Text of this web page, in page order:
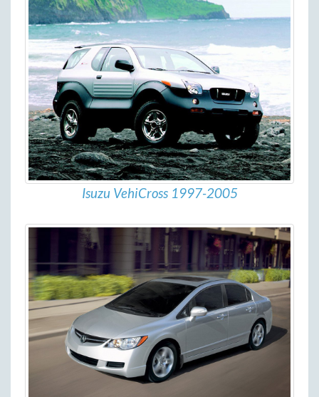
Isuzu VehiCross 1997-2005